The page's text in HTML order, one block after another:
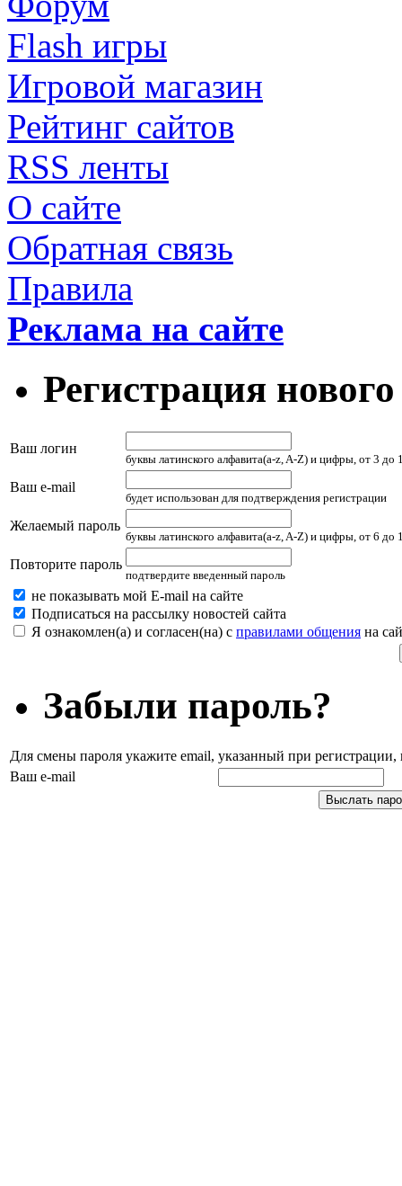
Flash игры
Игровой магазин
Рейтинг сайтов
RSS ленты
О сайте
Обратная связь
Правила
Реклама на сайте
Регистрация
Ваш логин
буквы латинского алфавита(a-z, A-Z) и цифры, от 3 до
Ваш e-mail
будет использован для подтверждения регистрации
Желаемый пароль
буквы латинского алфавита(a-z, A-Z) и цифры, от 6 до
Повторите пароль
подтвердите введенный пароль
не показывать мой E-mail на сайте
Подписаться на рассылку новостей сайта
Я ознакомлен(а) и согласен(на) с правилами общения на
Забыли пароль?
Для смены пароля укажите email, указанный при
Ваш e-mail